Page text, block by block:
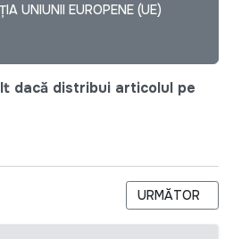
UNIUNII EUROPENE (UE)
dacă distribui articolul pe
DE CONCURS PENTRUARTICOLUL
URMĂTOR